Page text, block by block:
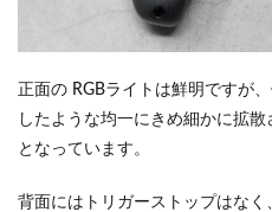
正面の RGBライトは鮮明ですが
したような均一にきめ細かに拡
となっています。
背面にはトリガーストップはな